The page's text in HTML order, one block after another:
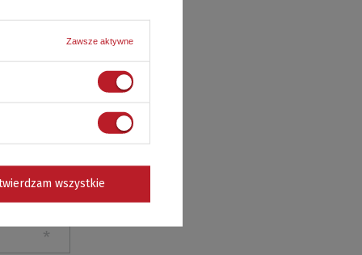
Zawsze aktywne
wszystkie